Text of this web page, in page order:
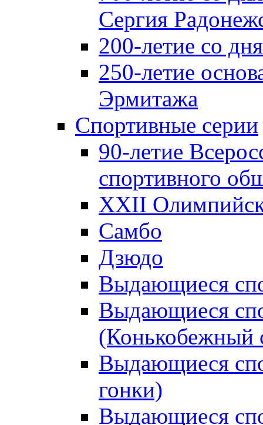
Сергия
200-летие со
250-летие
Эрмитажа
Спортивные серии
90-летие
спортивного
XXII
Самбо
Дзюдо
Выдающиеся
Выдающиеся
(Конькобежный
Выдающиеся
гонки)
Выдающиеся